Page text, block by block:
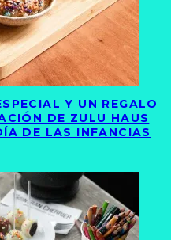
Y UN REGALO
DE ZULU HAUS
DE LAS INFANCIAS